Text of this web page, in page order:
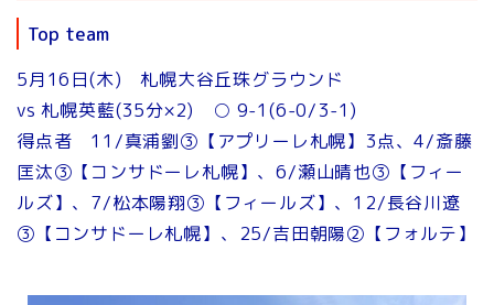
Top team
5月16日(木) 札幌大谷丘珠グラウンド
vs 札幌英藍(35分×2) ○ 9-1(6-0/3-1)
得点者 11/真浦劉③【アプリーレ札幌】3点、4/斎藤
匡汰③【コンサドーレ札幌】、6/瀬山晴也③【フィー
ルズ】、7/松本陽翔③【フィールズ】、12/長谷川遼
③【コンサドーレ札幌】、25/吉田朝陽②【フォルテ】